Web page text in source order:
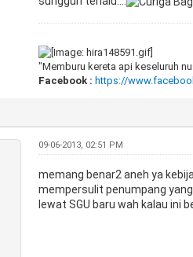
"Memburu kereta api keseluruh
Facebook : https://
09-06-2013, 02:51 PM
memang benar2 aneh ya
mempersulit penumpang
lewat SGU baru wah kalau ini